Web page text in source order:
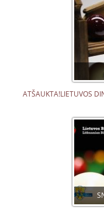
ATŠAUKTA!LIETUVOS